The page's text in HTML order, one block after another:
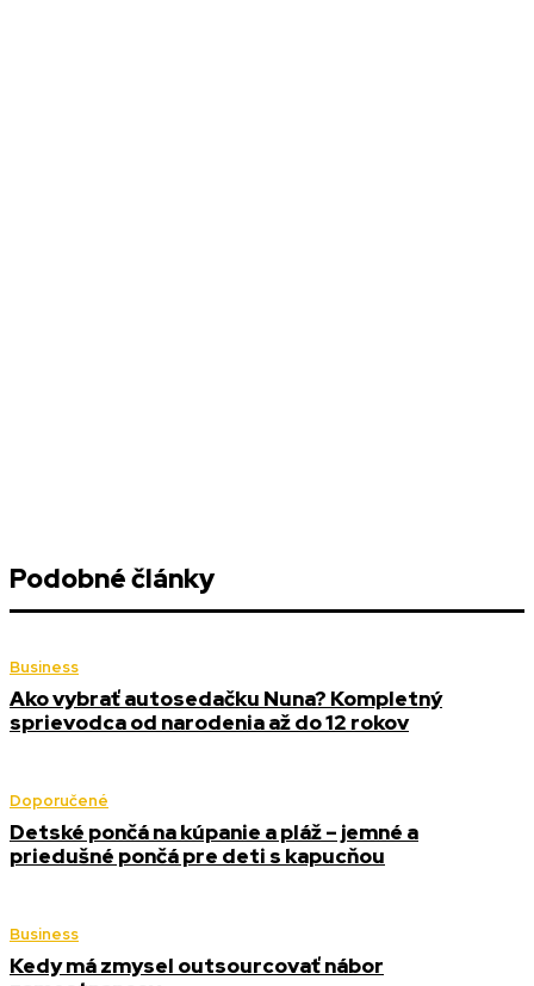
Podobné články
Business
Ako vybrať autosedačku Nuna? Kompletný
sprievodca od narodenia až do 12 rokov
Doporučené
Detské pončá na kúpanie a pláž – jemné a
priedušné pončá pre deti s kapucňou
Business
Kedy má zmysel outsourcovať nábor